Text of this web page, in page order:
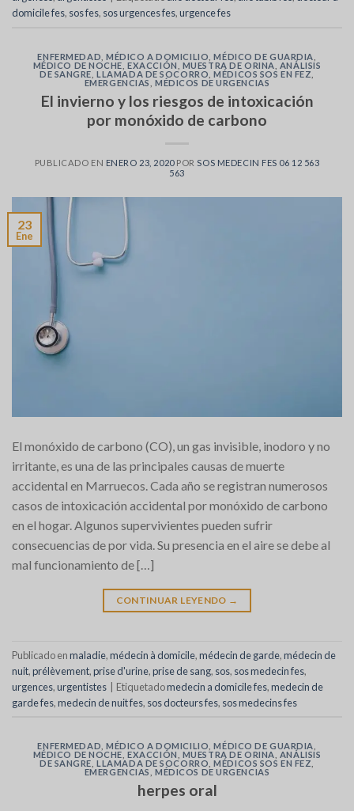
domicile fes, sos fes, sos urgences fes,urgence fes
ENFERMEDAD ,MÉDICO A DOMICILIO ,MÉDICO DE GUARDIA
MÉDICO DE NOCHE ,EXACCIÓN MUESTRA DE ORINA ANÁLISIS
DE SANGRE ,LLAMADA DE SOCORRO ,MÉDICOS SOS EN FEZ
EMERGENCIAS
,MÉDICOS DE URGENCIAS
El invierno y los riesgos de intoxicación
por monóxido de carbono
PUBLICADO EN ENERO 23, 2020POR SOS MEDECIN FES 06 12 563
563
23
Ene
El monóxido de carbono (CO), un gas invisible, inodoro y no
irritante, es una de las principales causas de muerte
accidental en Marruecos. Cada año se registran numerosos
casos de intoxicación accidental por monóxido de carbono
en el hogar. Algunos supervivientes pueden sufrir
consecuencias de por vida. Su presencia en el aire se debe al
mal funcionamiento de […]
CONTINUAR LEYENDO →
Publicado enmaladie,médecin à domicile,médecin de garde,médecin de
nuit,prélèvement,prise d'urine,prise de sang, sos, sos medecin fes,
urgences,urgentistes Etiquetadomedecin a domicile fes,medecin de
garde fes,medecin de nuit fes, sos docteurs fes, sos medecins fes
ENFERMEDAD ,MÉDICO A DOMICILIO ,MÉDICO DE GUARDIA
MÉDICO DE NOCHE ,EXACCIÓN MUESTRA DE ORINA ANÁLISIS
DE SANGRE ,LLAMADA DE SOCORRO ,MÉDICOS SOS EN FEZ
EMERGENCIAS
,MÉDICOS DE URGENCIAS
herpes oral